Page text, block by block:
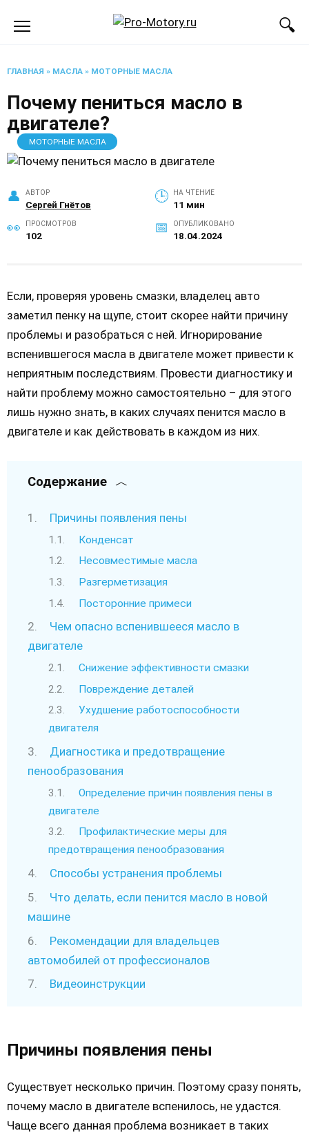
ГЛАВНАЯ » МАСЛА » МОТОРНЫЕ МАСЛА
Почему пениться масло в
двигателе?
МОТОРНЫЕ МАСЛА
АВТОР
Сергей Гнётов
НА ЧТЕНИЕ
11 мин
ПРОСМОТРОВ
102
ОПУБЛИКОВАНО
18.04.2024
Если, проверяя уровень смазки, владелец авто
заметил пенку на щупе, стоит скорее найти причину
проблемы и разобраться с ней. Игнорирование
вспенившегося масла в двигателе может привести к
неприятным последствиям. Провести диагностику и
найти проблему можно самостоятельно – для этого
лишь нужно знать, в каких случаях пенится масло в
двигателе и как действовать в каждом из них.
Содержание
Причины появления пены
Конденсат
Несовместимые масла
Разгерметизация
Посторонние примеси
Чем опасно вспенившееся масло в
двигателе
Снижение эффективности смазки
Повреждение деталей
Ухудшение работоспособности
двигателя
Диагностика и предотвращение
пенообразования
Определение причин появления пены в
двигателе
Профилактические меры для
предотвращения пенообразования
Способы устранения проблемы
Что делать, если пенится масло в новой
машине
Рекомендации для владельцев
автомобилей от профессионалов
Видеоинструкции
Причины появления пены
Существует несколько причин. Поэтому сразу понять,
почему масло в двигателе вспенилось, не удастся.
Чаще всего данная проблема возникает в таких